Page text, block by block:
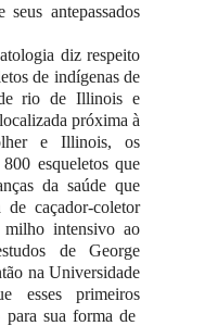
antepassados
diz respeito
de indígenas de
rio de Illinois e
próxima à
e Illinois, os
esqueletos que
da saúde que
de caçador-coletor
intensivo ao
de George
na Universidade
esses primeiros
para sua forma de